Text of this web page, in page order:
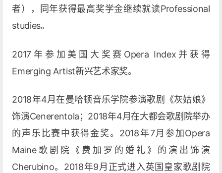
者），同年获得最高奖学金继续就读Professional
studies。
2017年参加美国大奖赛Opera Index并获得
Emerging Artist新兴艺术家奖。
2018年4月在曼哈顿音乐学院参演歌剧《灰姑娘》
饰演Cenerentola；2018年4月在大都会歌剧院举办
的声乐比赛中获得金奖。2018年7月参加Opera
Maine歌剧院《费加罗的婚礼》的演出饰演
Cherubino。2018年9月正式进入英国皇家歌剧院